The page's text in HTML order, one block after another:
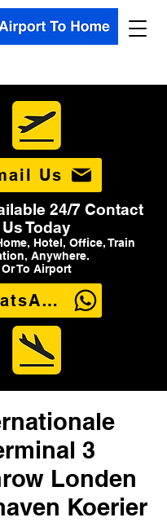
Us
24/7 Contact
Us Today
Hotel, Office, Train
Anywhere.
Or To Airport
WhatsApp Us
3
Londen
Koerier